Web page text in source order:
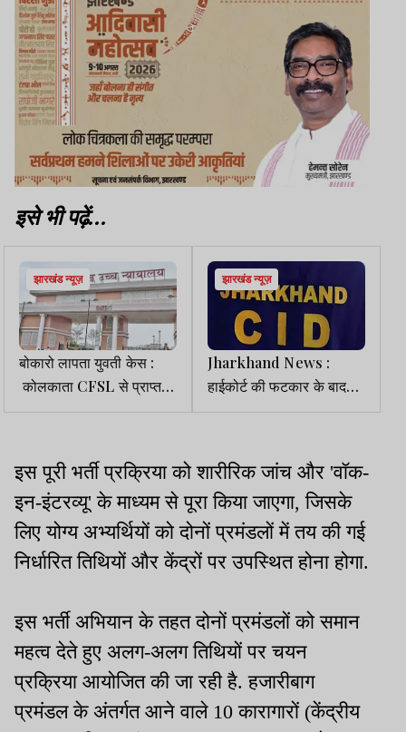
इसे भी पढ़ें...
झारखंड न्यूज़
बोकारो लापता युवती केस :
कोलकाता CFSL से प्राप्त
कंकाल का DNA रिपोर्ट
झारखंड न्यूज़
Jharkhand News :
हाईकोर्ट की फटकार के बाद
CID ने फिर खोली जंगल
इस पूरी भर्ती प्रक्रिया को शारीरिक जांच और 'वॉक-
इन-इंटरव्यू' के माध्यम से पूरा किया जाएगा, जिसके
लिए योग्य अभ्यर्थियों को दोनों प्रमंडलों में तय की गई
निर्धारित तिथियों और केंद्रों पर उपस्थित होना होगा.
इस भर्ती अभियान के तहत दोनों प्रमंडलों को समान
महत्व देते हुए अलग-अलग तिथियों पर चयन
प्रक्रिया आयोजित की जा रही है. हजारीबाग
प्रमंडल के अंतर्गत आने वाले 10 कारागारों (केंद्रीय